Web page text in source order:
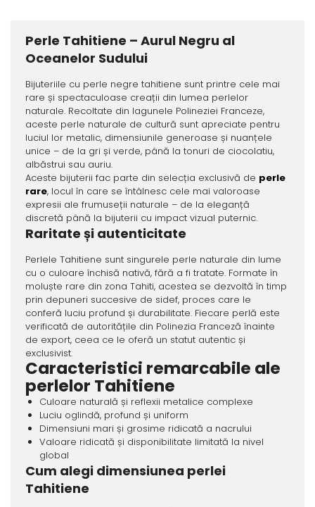
Perle Tahitiene – Aurul Negru al
Oceanelor Sudului
Bijuteriile cu perle negre tahitiene sunt printre cele mai
rare și spectaculoase creații din lumea perlelor
naturale. Recoltate din lagunele Polineziei Franceze,
aceste perle naturale de cultură sunt apreciate pentru
luciul lor metalic, dimensiunile generoase și nuanțele
unice – de la gri și verde, până la tonuri de ciocolatiu,
albăstrui sau auriu.
Aceste bijuterii fac parte din selecția exclusivă de perle
rare, locul în care se întâlnesc cele mai valoroase
expresii ale frumuseții naturale – de la eleganță
discretă până la bijuterii cu impact vizual puternic.
Raritate și autenticitate
Perlele Tahitiene sunt singurele perle naturale din lume
cu o culoare închisă nativă, fără a fi tratate. Formate în
moluște rare din zona Tahiti, acestea se dezvoltă în timp
prin depuneri succesive de sidef, proces care le
conferă luciu profund și durabilitate. Fiecare perlă este
verificată de autoritățile din Polinezia Franceză înainte
de export, ceea ce le oferă un statut autentic și
exclusivist.
Caracteristici remarcabile ale
perlelor Tahitiene
Culoare naturală și reflexii metalice complexe
Luciu oglindă, profund și uniform
Dimensiuni mari și grosime ridicată a nacrului
Valoare ridicată și disponibilitate limitată la nivel
global
Cum alegi dimensiunea perlei
Tahitiene